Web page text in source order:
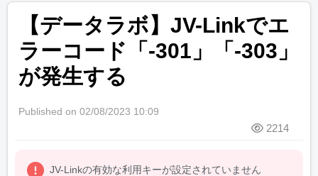
【データラボ】JV-Linkでエ
ラーコード「-301」「-303」
が発生する
Published on 02/08/2023 10:09
2214
JV-Linkの有効な利用キーが設定されていません